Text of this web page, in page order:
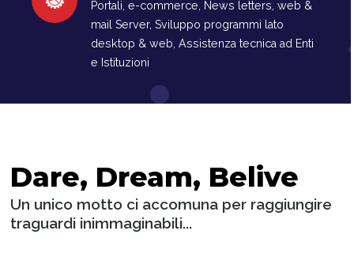
Portali, e-commerce, News letters, web &
mail Server, Sviluppo programmi lato
desktop & web, Assistenza tecnica ad Enti
e Istituzioni
Dare, Dream, Belive
Un unico motto ci accomuna per raggiungire
traguardi inimmaginabili...